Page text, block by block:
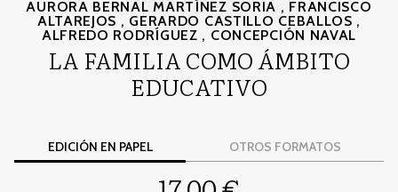
AURORA BERNAL MARTÍNEZ SORIA , FRANCISCO
ALTAREJOS , GERARDO CASTILLO CEBALLOS ,
ALFREDO RODRÍGUEZ , CONCEPCIÓN NAVAL
LA FAMILIA COMO ÁMBITO
EDUCATIVO
EDICIÓN EN PAPEL OTROS FORMATOS